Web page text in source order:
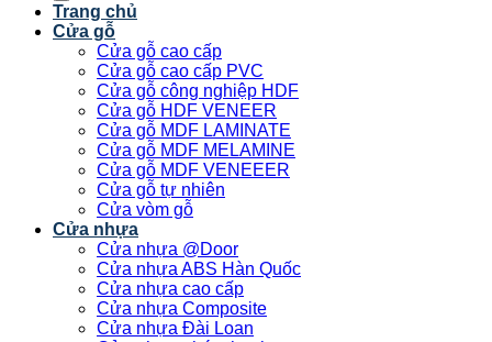
Trang chủ
Cửa gỗ
Cửa gỗ cao cấp
Cửa gỗ cao cấp PVC
Cửa gỗ công nghiệp HDF
Cửa gỗ HDF VENEER
Cửa gỗ MDF LAMINATE
Cửa gỗ MDF MELAMINE
Cửa gỗ MDF VENEEER
Cửa gỗ tự nhiên
Cửa vòm gỗ
Cửa nhựa
Cửa nhựa @Door
Cửa nhựa ABS Hàn Quốc
Cửa nhựa cao cấp
Cửa nhựa Composite
Cửa nhựa Đài Loan